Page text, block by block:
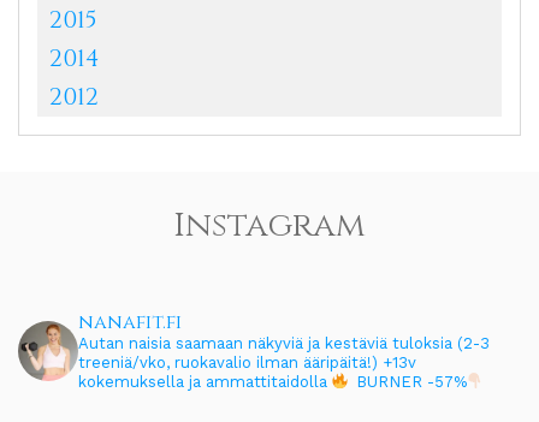
2015
2014
2012
Instagram
nanafit.fi
Autan naisia saamaan näkyviä ja kestäviä tuloksia (2-3
treeniä/vko, ruokavalio ilman ääripäitä!) +13v
kokemuksella ja ammattitaidolla
BURNER -57%